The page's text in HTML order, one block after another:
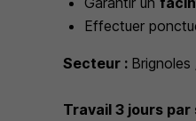
Effectuer
Secteur :
Travail 3 jours par